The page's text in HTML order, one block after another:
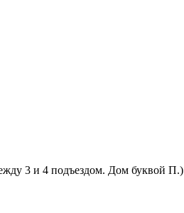
3 и 4 подъездом. Дом буквой П.)